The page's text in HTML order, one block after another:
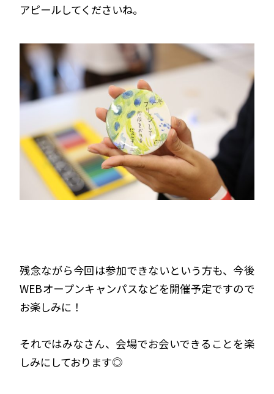
アピールしてくださいね。
残念ながら今回は参加できないという方も、今後
WEBオープンキャンパスなどを開催予定ですので
お楽しみに！
それではみなさん、会場でお会いできることを楽
しみにしております◎